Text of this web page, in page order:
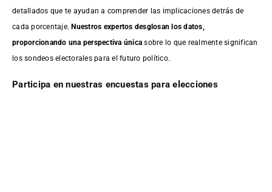
detallados que te ayudan a comprender las implicaciones detrás de
cada porcentaje.Nuestros expertos desglosan los datos,
proporcionando una perspectiva única sobre lo que realmente significan
los sondeos electorales para el futuro político.
Participa en nuestras encuestas para elecciones